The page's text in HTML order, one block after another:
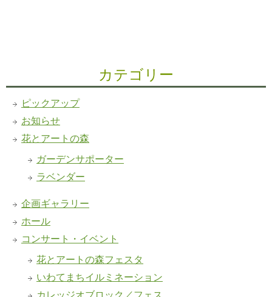
カテゴリー
ピックアップ
お知らせ
花とアートの森
ガーデンサポーター
ラベンダー
企画ギャラリー
ホール
コンサート・イベント
花とアートの森フェスタ
いわてまちイルミネーション